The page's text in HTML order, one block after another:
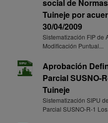
social de
Tuineje por
30/04/2009
Sistematización FIP de
Modificación Puntual...
Aprobación
Parcial SUSNO-
Tuineje
Sistematización SIPU
Parcial SUSNO-R-1